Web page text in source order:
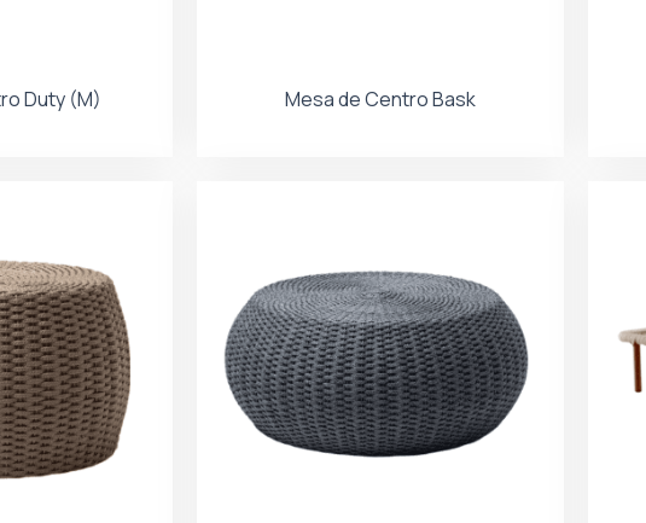
Duty (M) Mesa de Centro Bask